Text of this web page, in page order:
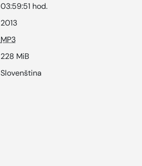
03:59:51 hod.
2013
MP3
228 MiB
Slovenština